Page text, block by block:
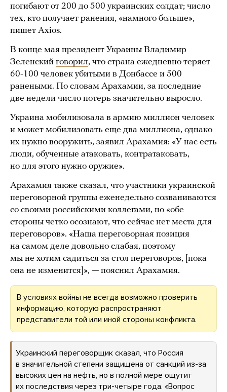
погибают от 200 до 500 украинских солдат; число
тех, кто получает ранения, «намного больше»,
пишет Axios.
В конце мая президент Украины Владимир
Зеленский говорил, что страна ежедневно теряет
60-100 человек убитыми в Донбассе и 500
ранеными. По словам Арахамии, за последние
две недели число потерь значительно выросло.
Украина мобилизовала в армию миллион человек
и может мобилизовать еще два миллиона, однако
их нужно вооружить, заявил Арахамия: «У нас есть
люди, обученные атаковать, контратаковать,
но для этого нужно оружие».
Арахамия также сказал, что участники украинской
переговорной группы еженедельно созваниваются
со своими российскими коллегами, но «обе
стороны четко осознают, что сейчас нет места для
переговоров». «Наша переговорная позиция
на самом деле довольно слабая, поэтому
мы не хотим садиться за стол переговоров, [пока
она не изменится]», — пояснил Арахамия.
В условиях войны не всегда возможно проверить
информацию, которую распространяют
представители той или иной стороны конфликта.
Украинский переговорщик сказал, что Россия
в значительной степени защищена от санкций из-за
высоких цен на нефть, но в полной мере ощутит
их последствия через три-четыре года. «Вопрос